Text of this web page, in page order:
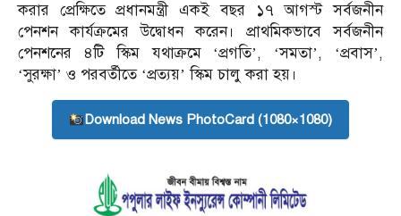
করার প্রেক্ষিতে প্রধানমন্ত্রী একই বছর ১৭ আগস্ট সর্বজনীন
পেনশন কার্যক্রমের উদ্বোধন করেন। প্রাথমিকভাবে সর্বজনীন
পেনশনের ৪টি স্কিম যথাক্রমে ‘প্রগতি’, ‘সমতা’, ‘প্রবাস’,
‘সুরক্ষা’ ও পরবর্তীতে ‘প্রত্যয়’ স্কিম চালু করা হয়।
Download News PhotoCard (1080×1080)